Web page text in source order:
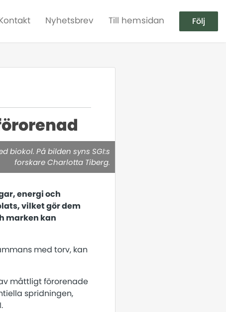
Nyhetsbrev Till hemsidan Följ
biokol. På bilden syns SGI:s
forskare Charlotta Tiberg.
energi och
vilket gör dem
marken kan
med torv, kan
måttligt förorenade
spridningen,